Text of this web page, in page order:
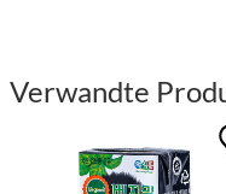
Verwandte